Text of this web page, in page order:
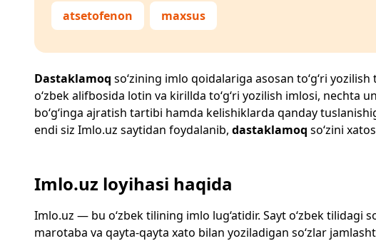
atsetofenon maxsus
Dastaklamoq so‘zining imlo qoidalariga asosan to‘g‘ri
o‘zbek alifbosida lotin va kirillda to‘g‘ri yozilish imlosi, nechta
bo‘g‘inga ajratish tartibi hamda kelishiklarda qanday
endi siz Imlo.uz saytidan foydalanib, dastaklamoq so‘zini
Imlo.uz loyihasi haqida
Imlo.uz — bu o‘zbek tilining imlo lug‘atidir. Sayt o‘zbek tilidagi
marotaba va qayta-qayta xato bilan yoziladigan so‘zlar